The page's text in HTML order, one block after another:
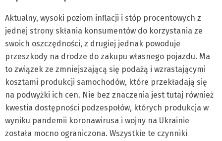
Aktualny, wysoki poziom inflacji i stóp procentowych z
jednej strony skłania konsumentów do korzystania ze
swoich oszczędności, z drugiej jednak powoduje
przeszkody na drodze do zakupu własnego pojazdu. Ma
to związek ze zmniejszającą się podażą i wzrastającymi
kosztami produkcji samochodów, które przekładają się
na podwyżki ich cen. Nie bez znaczenia jest tutaj również
kwestia dostępności podzespołów, których produkcja w
wyniku pandemii koronawirusa i wojny na Ukrainie
została mocno ograniczona. Wszystkie te czynniki